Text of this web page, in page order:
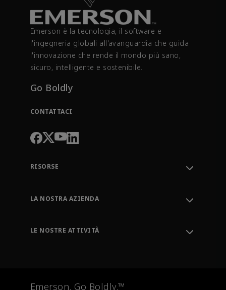
Emerson è la tecnologia, il software e
l'ingegneria globali all'avanguardia che guida
l'innovazione che rende il mondo più sano,
sicuro, intelligente e sostenibile.
Go Boldly
CONTATTACI
RISORSE
Formazione
LA NOSTRA AZIENDA
Ambiente, Sociale e Governance
LE NOSTRE ATTIVITÀ
Strumentazione di misura
Emerson. Go Boldly.™